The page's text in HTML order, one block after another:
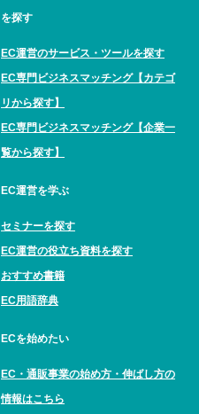
を探す
EC運営のサービス・ツールを探す
EC専門ビジネスマッチング【カテゴ
リから探す】
EC専門ビジネスマッチング【企業一
覧から探す】
EC運営を学ぶ
セミナーを探す
EC運営の役立ち資料を探す
おすすめ書籍
EC用語辞典
ECを始めたい
EC・通販事業の始め方・伸ばし方の
情報はこちら